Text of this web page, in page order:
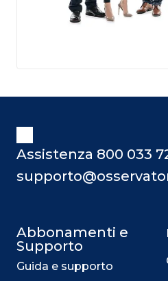
Assistenza 800 033
Abbonamenti e
Supporto
Guida e supporto